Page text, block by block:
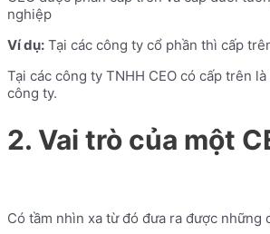
nghiệp
Ví dụ: Tại các công ty cổ phần thì cấp
Tại các công ty TNHH CEO có cấp trên
công ty.
2. Vai trò của một
Có tầm nhìn xa từ đó đưa ra được